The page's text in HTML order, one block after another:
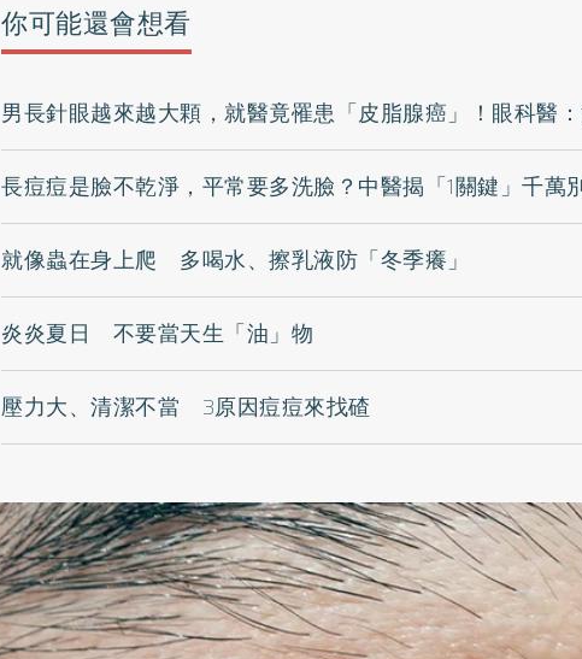
你可能還會想看
男長針眼越來越大顆，就醫竟罹患「皮脂腺癌」！眼科醫
長痘痘是臉不乾淨，平常要多洗臉？中醫揭「1關鍵」千萬
就像蟲在身上爬 多喝水、擦乳液防「冬季癢」
炎炎夏日 不要當天生「油」物
壓力大、清潔不當 3原因痘痘來找碴